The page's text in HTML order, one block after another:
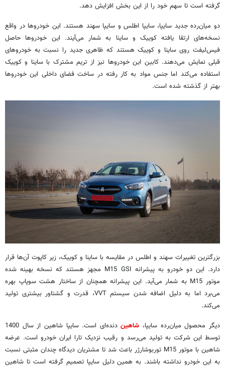
گرفته است تا سهم خود را از این بخش افزایش دهد.
دو میان‌رده جدید سایپا، سایپا اطلس و سایپا سهند هستند. این خودروها در واقع
نسخه‌های ارتقا یافته کوییک و ساینا به شمار می‌آیند. این خودروها حاصل
فیس‌لیفت روی ساینا و کوییک هستند که ظاهری جدید را نسبت به خودروهای
قبلی نمایش می‌دهند. کابین این خودروها نیز از تریم مشترک با ساینا و کوییک
استفاده می‌کند اما جنس مواد به کار رفته در ساخت فضای داخلی این خودروها
بهتر از گذشته شده است.
بزرگترین تغییرات سهند و اطلس در مقایسه با ساینا و کوییک، زیر کاپوت آن‌ها قرار
دارد. این دو خودرو به پیشرانه M15 GSI مجهز هستند که نسخه بهینه شده
موتور M15 به شمار می‌آید. این پیشرانه همچنان از ساختار هشت سوپاپ بهره
می‌برد اما به دلیل اضافه شدن سیستم VVT، قدرت و گشتاور بیشتری تولید
می‌کند.
دیگر محصول میان‌رده سایپا، شاهین
دنده‌ای است. سایپا شاهین از سال 1400
توسط این شرکت به تولید می‌رسد و رقیب نزدیک تارا ایران خودرو است. عرضه
شاهین با موتور M15 توربوشارژر باعث شد تا مشتریان دیدگاه چندان مثبتی نسبت
به این خودرو نداشته باشند. به همین دلیل سایپا تصمیم گرفته است تا شاهین